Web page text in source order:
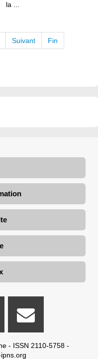
la ...
Suivant Fin
- ISSN 2110-5758 -